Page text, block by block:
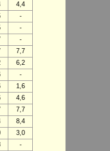
4,4
-
-
-
7,7
6,2
-
1,6
4,6
7,7
8,4
3,0
-